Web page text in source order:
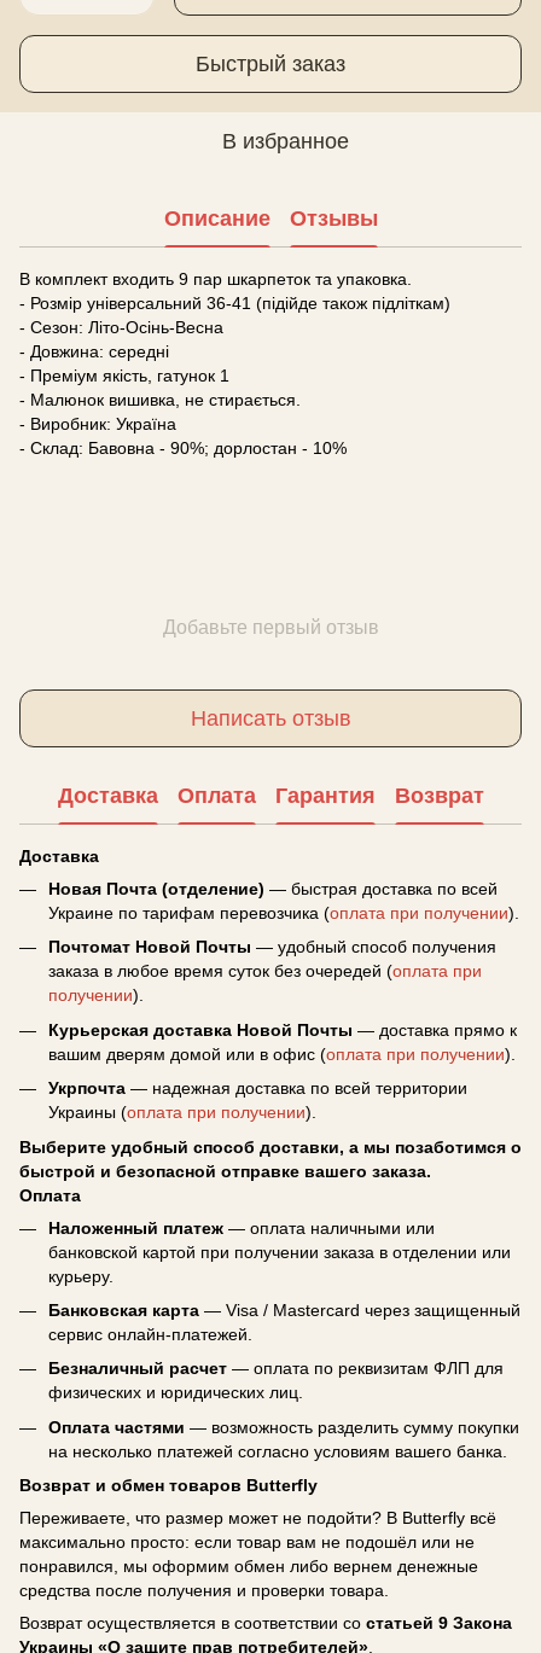
Быстрый заказ
В избранное
Описание Отзывы
В комплект входить 9 пар шкарпеток та упаковка.
- Розмір універсальний 36-41 (підійде також підліткам)
- Сезон: Літо-Осінь-Весна
- Довжина: середні
- Преміум якість, гатунок 1
- Малюнок вишивка, не стирається.
- Виробник: Україна
- Склад: Бавовна - 90%; дорлостан - 10%
Добавьте первый отзыв
Написать отзыв
Доставка Оплата Гарантия Возврат
Доставка
Новая Почта (отделение) — быстрая доставка по всей
Украине по тарифам перевозчика (оплата при получении).
Почтомат Новой Почты — удобный способ получения
заказа в любое время суток без очередей (оплата при
получении).
Курьерская доставка Новой Почты — доставка прямо к
вашим дверям домой или в офис (оплата при получении).
Укрпочта — надежная доставка по всей территории
Украины (оплата при получении).
Выберите удобный способ доставки, а мы позаботимся о
быстрой и безопасной отправке вашего заказа.
Оплата
Наложенный платеж — оплата наличными или
банковской картой при получении заказа в отделении или
курьеру.
Банковская карта — Visa / Mastercard через защищенный
сервис онлайн-платежей.
Безналичный расчет — оплата по реквизитам ФЛП для
физических и юридических лиц.
Оплата частями — возможность разделить сумму покупки
на несколько платежей согласно условиям вашего банка.
Возврат и обмен товаров Butterfly
Переживаете, что размер может не подойти? В Butterfly всё
максимально просто: если товар вам не подошёл или не
понравился, мы оформим обмен либо вернем денежные
средства после получения и проверки товара.
Возврат осуществляется в соответствии со статьей 9 Закона
Украины «О защите прав потребителей»